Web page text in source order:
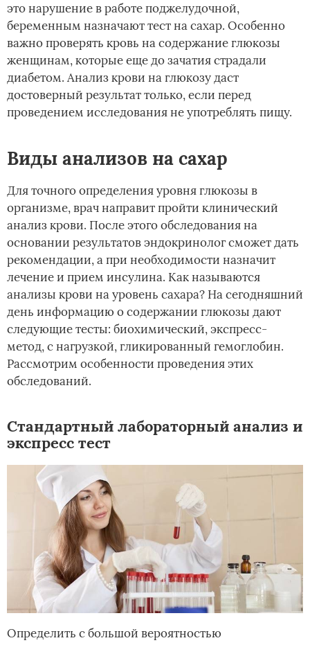
это нарушение в работе поджелудочной,
беременным назначают тест на сахар. Особенно
важно проверять кровь на содержание глюкозы
женщинам, которые еще до зачатия страдали
диабетом. Анализ крови на глюкозу даст
достоверный результат только, если перед
проведением исследования не употреблять пищу.
Виды анализов на сахар
Для точного определения уровня глюкозы в
организме, врач направит пройти клинический
анализ крови. После этого обследования на
основании результатов эндокринолог сможет дать
рекомендации, а при необходимости назначит
лечение и прием инсулина. Как называются
анализы крови на уровень сахара? На сегодняшний
день информацию о содержании глюкозы дают
следующие тесты: биохимический, экспресс-
метод, с нагрузкой, гликированный гемоглобин.
Рассмотрим особенности проведения этих
обследований.
Стандартный лабораторный анализ и
экспресс тест
Определить с большой вероятностью